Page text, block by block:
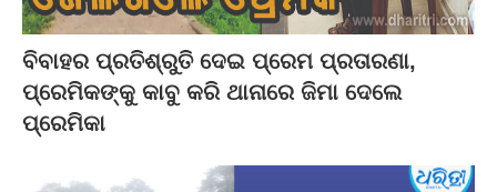
ବିବାହର ପ୍ରତିଶ୍ରୁତି ଦେଇ ପ୍ରେମ ପ୍ରତାରଣା,
ପ୍ରେମିକଙ୍କୁ କାବୁ କରି ଥାନାରେ ଜିମା ଦେଲେ
ପ୍ରେମିକା